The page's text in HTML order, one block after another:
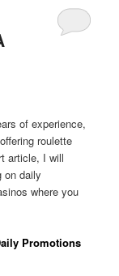
of experience,
roulette
article, I will
on daily
where you
Promotions